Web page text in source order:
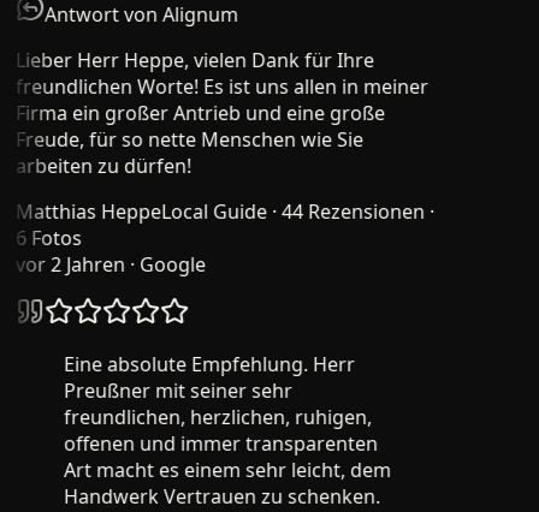
Antwort von Alignum
Lieber Herr Heppe, vielen Dank für Ihre
freundlichen Worte! Es ist uns allen in meiner
Firma ein großer Antrieb und eine große
Freude, für so nette Menschen wie Sie
arbeiten zu dürfen!
Matthias HeppeLocal Guide · 44 Rezensionen ·
6 Fotos
vor 2 Jahren· Google
Eine absolute Empfehlung. Herr
Preußner mit seiner sehr
freundlichen, herzlichen, ruhigen,
offenen und immer transparenten
Art macht es einem sehr leicht, dem
Handwerk Vertrauen zu schenken.